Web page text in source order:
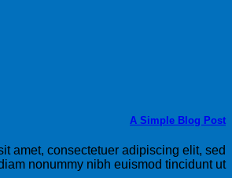
A Simple Blog Post
amet, consectetuer adipiscing elit, sed
nonummy nibh euismod tincidunt ut [...]